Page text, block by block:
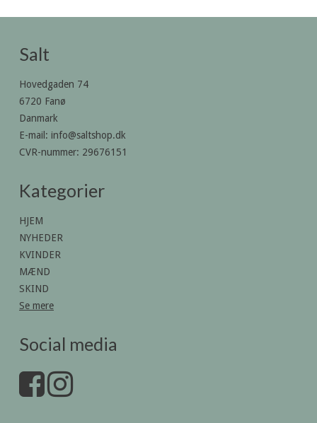
Salt
Hovedgaden 74
6720 Fanø
Danmark
E-mail : info@saltshop.dk
CVR-nummer: 29676151
Kategorier
HJEM
NYHEDER
KVINDER
MÆND
SKIND
Se mere
Social media